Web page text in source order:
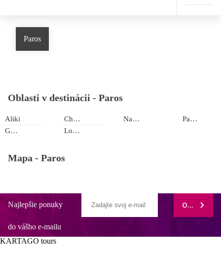
Paros
Oblasti v destinácii - Paros
Aliki
Golden beach
Chryssi Akti
Logaras
Naoussa Parikia
Mapa - Paros
Najlepšie ponuky
do vášho e-mailu
ODOBERAŤ
KARTAGO tours